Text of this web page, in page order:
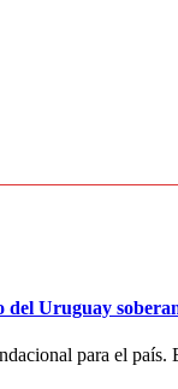
del Uruguay
para el país.